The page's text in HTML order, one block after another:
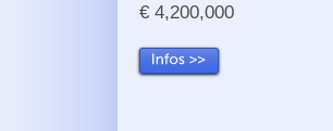
€ 4,200,000